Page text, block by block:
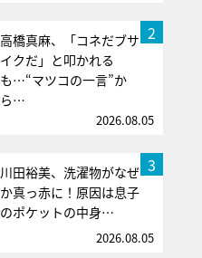
2
高橋真麻、「コネだブサ
イクだ」と叩かれる
も…“マツコの一言”か
ら…
2026.08.05
3
川田裕美、洗濯物がなぜ
か真っ赤に！原因は息子
のポケットの中身…
2026.08.05